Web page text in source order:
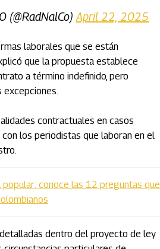
(@RadNalCo)April 22, 2025
laborales que se están
que la propuesta establece
a término indefinido, pero
excepciones.
contractuales en casos
los periodistas que laboran en el
popular: conoce las 12 preguntas que
dentro del proyecto de ley